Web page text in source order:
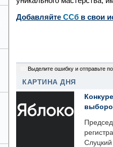
Добавляйте CСб в свои
Выделите ошибку и отправьте по
КАРТИНА ДНЯ